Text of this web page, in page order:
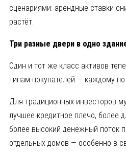
сценариями: арендные ставки
растёт.
Три разные двери в одно
Один и тот же класс активов
типам покупателей — каждому
Для традиционных инвесторов
лучшее кредитное плечо, более
более высокий денежный поток
отдельных домов — особенно в